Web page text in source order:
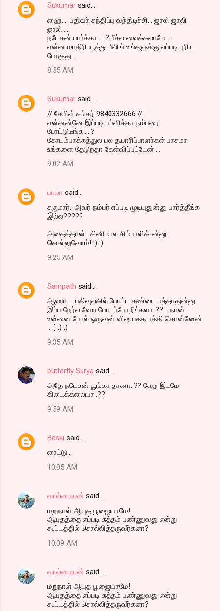
C
s
Sukumar said…
ஹை.... பதிவர் சந்திப்பு வந்திடிச்சி... ஜாலி ஜாலி
ஜாலி.....
நடேசன் பார்க்கா ....? பீச்ல வைக்கலாமே....
என்ன மாதிரி யூத்து பீலிங் உங்களுக்கு எப்படி புரிய
போகுது.....
8:55 AM
Sukumar said…
// கேபிள் சங்கர் 9840332666 //
என்னன்னே இப்படி பப்ளிக்கா நம்பரை
போட்டுடீங்க.....?
கோடம்பாக்கத்துல பல தயாரிப்பாளர்கள் பாசமா
உங்களை தேடுறதா கேள்விப்பட்டேன்....
9:02 AM
பாலா said…
சுகுமார்.. அவர் நம்பர் எப்படி முடியுதுன்னு பார்த்தீங்க
இல்ல?????
அதைத்தான்.. சினிமால சிம்பாலிக்-ன்னு
சொல்லுவோம்! :) :)
9:25 AM
Sampath said…
ஆஹா ... பதிவுலகில் போட்ட சண்டை பத்தாதுன்னு
இப்ப நேர்ல வேற போடப்போறீங்களா ?? .. நான்
உன்னை போல் ஒருவன் விஷயத்த பத்தி சொன்னேன்
.. :) :) :)
9:35 AM
butterfly Surya said…
அதே நடேசன் பூங்கா தானா..?? வேற இடமே
கிடைக்கலையா..??
9:59 AM
Beski said…
ரைட்டு...
10:05 AM
வால்பையன் said…
மறுநாள் ஆயுத பூஜையாமே!
ஆயுதத்தை எப்படி சுத்தம் பண்ணுவது என்று
கூட்டத்தில் சொல்லித்தருவீர்களா?
10:09 AM
வால்பையன் said…
மறுநாள் ஆயுத பூஜையாமே!
ஆயுதத்தை எப்படி சுத்தம் பண்ணுவது என்று
கூட்டத்தில் சொல்லித்தருவீர்களா?